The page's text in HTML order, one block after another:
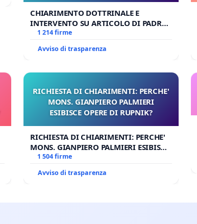
CHIARIMENTO DOTTRINALE E
INTERVENTO SU ARTICOLO DI PADRE
ANTONIO SPADARO
1 214 firme
Avviso di trasparenza
RICHIESTA DI CHIARIMENTI: PERCHE'
MONS. GIANPIERO PALMIERI
ESIBISCE OPERE DI RUPNIK?
RICHIESTA DI CHIARIMENTI: PERCHE'
MONS. GIANPIERO PALMIERI ESIBISCE
OPERE DI RUPNIK?
1 504 firme
Avviso di trasparenza